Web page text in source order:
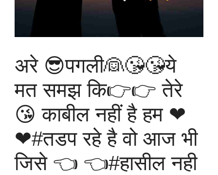
अरे 😎पगली👰😘😘ये
मत समझ कि👉👉 तेरे
😘 काबील नहीं है हम ❤
❤#तडप रहे है वो आज भी
जिसे 👈 👈#हासील नही